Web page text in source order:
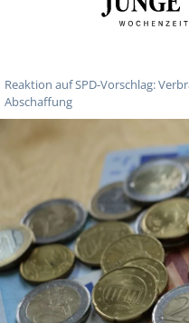
Reaktion auf SPD-Vorschlag:
Abschaffung